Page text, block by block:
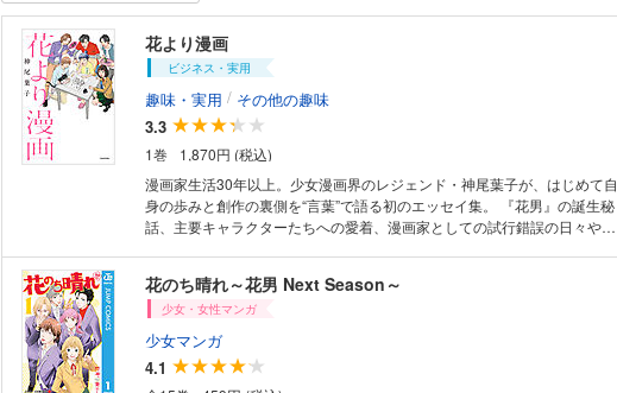
花より漫画
ビジネス・実用
趣味・実用 / その他の趣味
3.3
1巻
1,870円 (税込)
漫画家生活30年以上。少女漫画界のレジェンド・神尾葉子が、はじめて自
身の歩みと創作の裏側を“言葉”で語る初のエッセイ集。 『花男』の誕生秘
話、主要キャラクターたちへの愛着、漫画家としての試行錯誤の日々や、
れ、心を癒してくれた猫との暮らし、旅先の記憶、大切な人々との交流な
ど――。 著者ならではの、あたたかくユーモアに満ちた“日常のドラマ”が
詰まった一冊。 F4とつくしと著者を交えた描き下ろし漫画も特別収録。
花のち晴れ～花男 Next Season～
少女・女性マンガ
少女マンガ
4.1